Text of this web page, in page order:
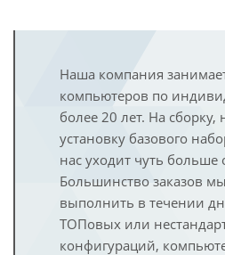
Наша компания
компьютеров по
более 20 лет. На сборку,
установку базового
нас уходит чуть больше
Большинство заказов
выполнить в течении
ТОПовых или
конфигураций,